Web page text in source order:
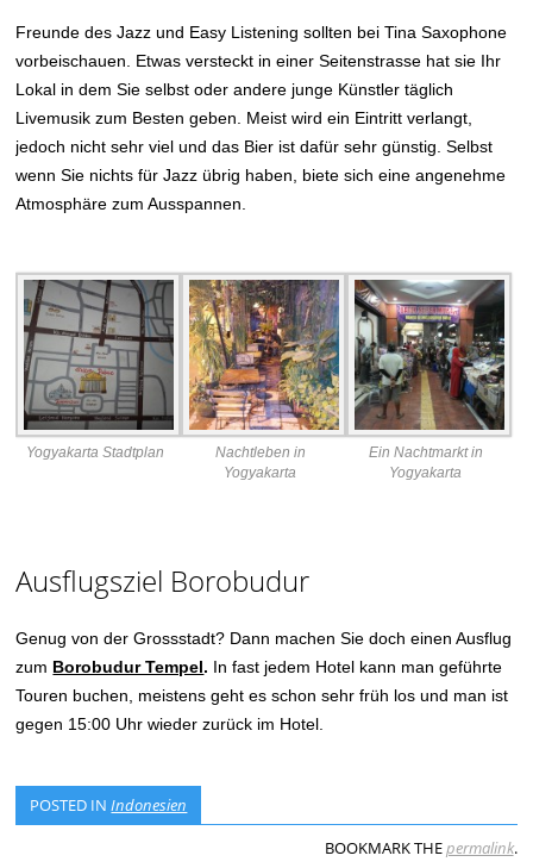
Freunde des Jazz und Easy Listening sollten bei Tina Saxophone
vorbeischauen. Etwas versteckt in einer Seitenstrasse hat sie Ihr
Lokal in dem Sie selbst oder andere junge Künstler täglich
Livemusik zum Besten geben. Meist wird ein Eintritt verlangt,
jedoch nicht sehr viel und das Bier ist dafür sehr günstig. Selbst
wenn Sie nichts für Jazz übrig haben, biete sich eine angenehme
Atmosphäre zum Ausspannen.
Yogyakarta Stadtplan
Nachtleben in
Yogyakarta
Ein Nachtmarkt in
Yogyakarta
Ausflugsziel Borobudur
Genug von der Grossstadt? Dann machen Sie doch einen Ausflug
zum Borobudur Tempel. In fast jedem Hotel kann man geführte
Touren buchen, meistens geht es schon sehr früh los und man ist
gegen 15:00 Uhr wieder zurück im Hotel.
POSTED INIndonesien
BOOKMARK THEpermalink.